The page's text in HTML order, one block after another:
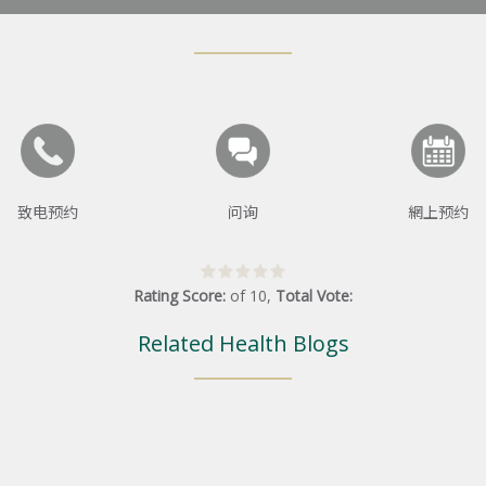
致电预约 问询 網上预约
Rating Score: of 10, Total Vote:
Related Health Blogs